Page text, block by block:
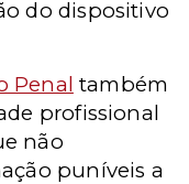
do dispositivo
Penal também
profissional
não
puníveis a